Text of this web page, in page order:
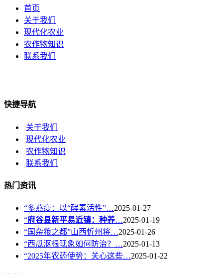
首页
关于我们
现代化农业
农作物知识
联系我们
快捷导航
关于我们
现代化农业
农作物知识
联系我们
热门资讯
“多燕瘦：以“酵素活性”…2025-01-27
“府谷县新平易近镇：种养…2025-01-19
“国杂粮之都”山西忻州将…2025-01-26
“西瓜沤根现象如何防治？…2025-01-13
“2025年农药使势：关心这些…2025-01-22